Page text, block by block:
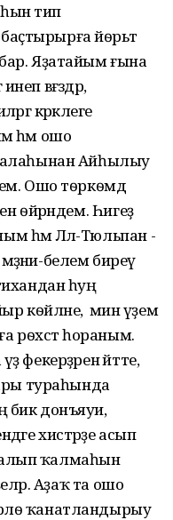
тип
йѳрьәт
Яҙатайым ғына
вәғәздәр,
кәрәклеге
һәм ошо
Айһылыу
Ошо тѳркѳмдә
ѳйрәндем. Һигеҙ
һәм Ләлә-Тюльпан -
белем биреү
һуң
кѳйләне, ә мин үҙем
рѳхсәт һораным.
фекерҙәрен әйтте,
тураһында
бик донъяуи,
хистәрҙе асып
ҡалмаһын
Аҙаҡ та ошо
ҡанатландырыу